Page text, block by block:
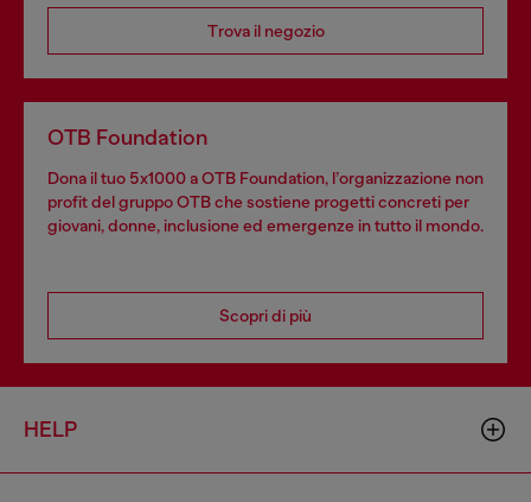
Trova il negozio
OTB Foundation
Dona il tuo 5x1000 a OTB Foundation, l’organizzazione non
profit del gruppo OTB che sostiene progetti concreti per
giovani, donne, inclusione ed emergenze in tutto il mondo.
Scopri di più
HELP